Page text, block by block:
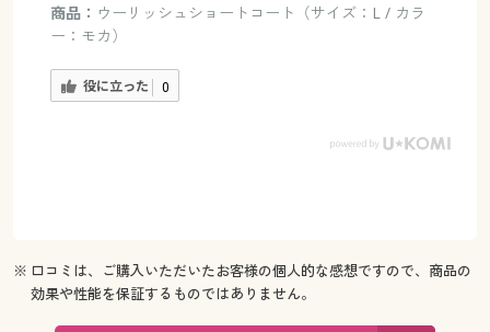
商品： ウーリッシュショートコート（サイズ：L / カラ
ー：モカ）
役に立った 0
※ 口コミは、ご購入いただいたお客様の個人的な感想ですので、商品の
効果や性能を保証するものではありません。